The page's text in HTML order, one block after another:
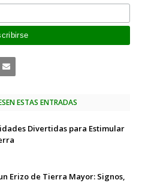
ESTAS ENTRADAS
Divertidas para Estimular
Erizo de Tierra Mayor: Signos,